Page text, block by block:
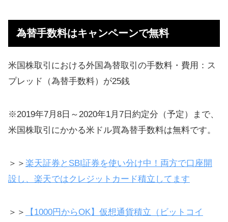
為替手数料はキャンペーンで無料
米国株取引における外国為替取引の手数料・費用：ス
プレッド（為替手数料）が25銭
※2019年7月8日～2020年1月7日約定分（予定）まで、
米国株取引にかかる米ドル買為替手数料は無料です。
＞＞ 楽天証券とSBI証券を使い分け中！両方で口座開
設し、楽天ではクレジットカード積立してます
＞＞
【1000円からOK】仮想通貨積立（ビットコイ